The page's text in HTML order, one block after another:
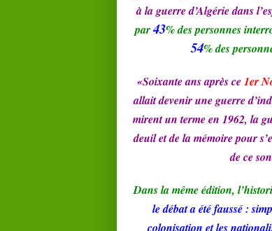
à la guerre d’Algérie dans
par43%des personnes
54% des
«Soixante ans après ce1er
allait devenir une guerre
mirent un terme en 1962, la
deuil et de la mémoire pour
de ce
Dans la même édition,
le débat a été faussé :
colonisation et les